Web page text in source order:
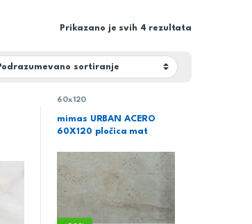
Prikazano je svih 4 rezultata
60x120
mimas URBAN ACERO
60X120 pločica mat